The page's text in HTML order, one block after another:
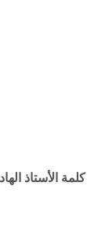
كلمة الأستاذ